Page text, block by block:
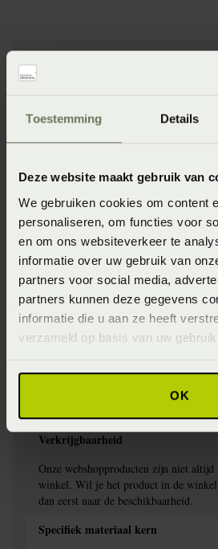
Toestemming Details
Deze website maakt gebruik van
We gebruiken cookies om content
personaliseren, om functies voor
en om ons websiteverkeer te
informatie over uw gebruik van
partners voor social media,
partners kunnen deze gegevens
informatie die u aan ze heeft
verzameld op basis van uw
OK
Specificaties
Artikelnummer
Stretch tijk (Grijze SLP Home
elastaan met aan drie zijden een rits)
Normaal (Medium)
Specifiek materiaal tijk
Grijze SLP Home stretchtijk van
drie zijden een rits
De grijze SLP stretchtijk is afritsbaar
Verkrijgbaarheid
Onze webshopproducten zijn niet
winkel. Wil je het product in de
dan eerst naar de beschikbaarheid.
Specifiek materiaal kern